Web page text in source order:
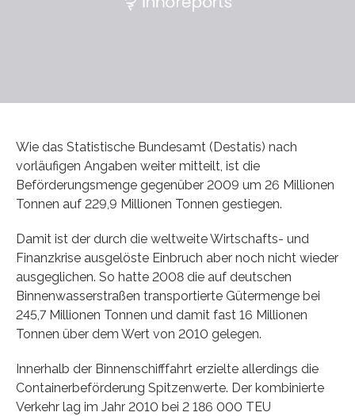
Wie das Statistische Bundesamt (Destatis) nach
vorläufigen Angaben weiter mitteilt, ist die
Beförderungsmenge gegenüber 2009 um 26 Millionen
Tonnen auf 229,9 Millionen Tonnen gestiegen.
Damit ist der durch die weltweite Wirtschafts- und
Finanzkrise ausgelöste Einbruch aber noch nicht wieder
ausgeglichen. So hatte 2008 die auf deutschen
Binnenwasserstraßen transportierte Gütermenge bei
245,7 Millionen Tonnen und damit fast 16 Millionen
Tonnen über dem Wert von 2010 gelegen.
Innerhalb der Binnenschifffahrt erzielte allerdings die
Containerbeförderung Spitzenwerte. Der kombinierte
Verkehr lag im Jahr 2010 bei 2 186 000 TEU